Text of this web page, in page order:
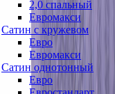
2,0 спальный
Евромакси
Сатин с кружевом
Евро
Евромакси
Сатин однотонный
Евро